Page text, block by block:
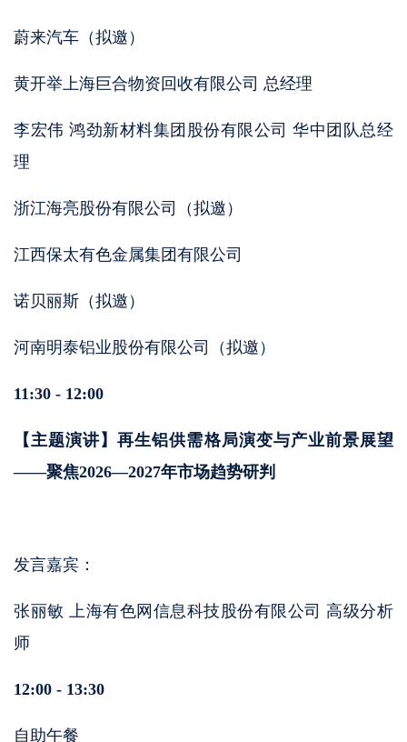
蔚来汽车（拟邀）
黄开举上海巨合物资回收有限公司 总经理
李宏伟 鸿劲新材料集团股份有限公司 华中团队总经
理
浙江海亮股份有限公司（拟邀）
江西保太有色金属集团有限公司
诺贝丽斯（拟邀）
河南明泰铝业股份有限公司（拟邀）
11:30 - 12:00
【主题演讲】再生铝供需格局演变与产业前景展望
——聚焦2026—2027年市场趋势研判
发言嘉宾：
张丽敏 上海有色网信息科技股份有限公司 高级分析
师
12:00 - 13:30
自助午餐